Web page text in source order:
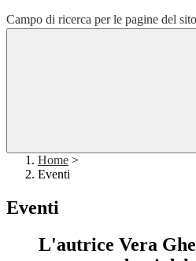
Campo di ricerca per le pagine del sito
Home >
Eventi
Eventi
L'autrice Vera